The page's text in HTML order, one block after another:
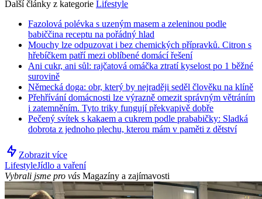
Další články z kategorie Lifestyle
Fazolová polévka s uzeným masem a zeleninou podle
babiččina receptu na pořádný hlad
Mouchy lze odpuzovat i bez chemických přípravků. Citron s
hřebíčkem patří mezi oblíbené domácí řešení
Ani cukr, ani sůl: rajčatová omáčka ztratí kyselost po 1 běžné
surovině
Německá doga: obr, který by nejraději seděl člověku na klíně
Přehřívání domácnosti lze výrazně omezit správným větráním
i zatemněním. Tyto triky fungují překvapivě dobře
Pečený svítek s kakaem a cukrem podle prababičky: Sladká
dobrota z jednoho plechu, kterou mám v paměti z dětství
Zobrazit více
LifestyleJídlo a vaření
Vybrali jsme pro vás Magazíny a zajímavosti